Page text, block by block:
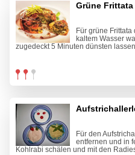
Grüne Frittata
Für grüne
kaltem Wasser
zugedeckt 5 Minuten dünsten
Für den
entfernen und in
Kohlrabi schälen und mit den